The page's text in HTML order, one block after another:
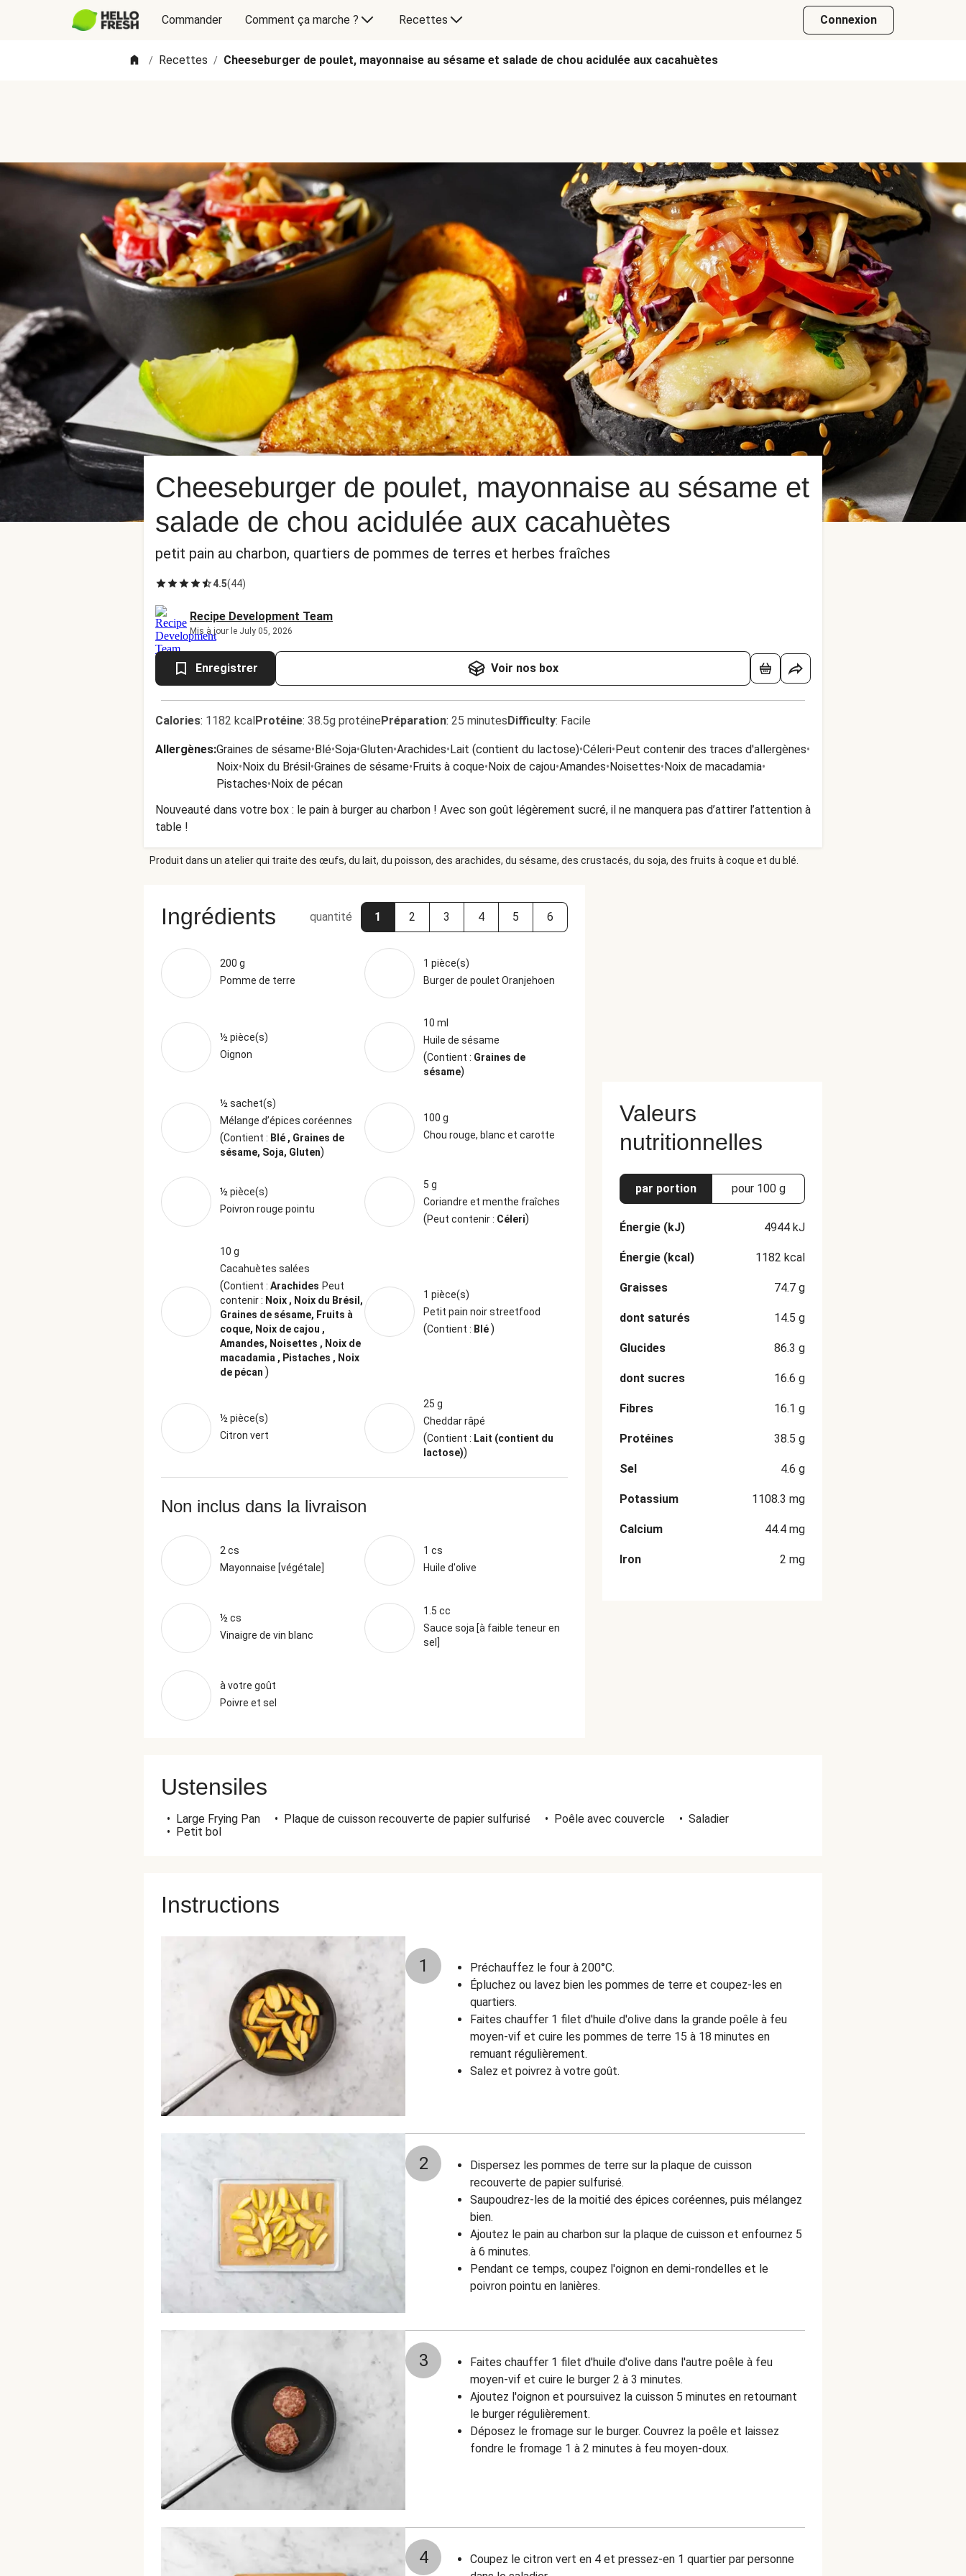
Commander Comment ça marche ? Recettes Connexion
/ Recettes / Cheeseburger de poulet, mayonnaise au sésame et salade de chou acidulée aux cacahuètes
Cheeseburger de poulet, mayonnaise au sésame et
salade de chou acidulée aux cacahuètes
petit pain au charbon, quartiers de pommes de terres et herbes fraîches
4.5(44)
Recipe Development Team
Mis à jour le July 05, 2026
Enregistrer Voir nos box
Calories: 1182 kcalProtéine: 38.5g protéinePréparation: 25 minutesDifficulty: Facile
Allergènes:Graines de sésame•Blé•Soja•Gluten•Arachides•Lait (contient du lactose)•Céleri•Peut contenir des traces d'allergènes•
Noix•Noix du Brésil•Graines de sésame•Fruits à coque•Noix de cajou•Amandes•Noisettes•Noix de macadamia•
Pistaches•Noix de pécan
Nouveauté dans votre box : le pain à burger au charbon ! Avec son goût légèrement sucré, il ne manquera pas d’attirer l’attention à
table !
Produit dans un atelier qui traite des œufs, du lait, du poisson, des arachides, du sésame, des crustacés, du soja, des fruits à coque et du blé.
Ingrédients quantité 1 2 3 4 5 6
200 g
Pomme de terre
1 pièce(s)
Burger de poulet Oranjehoen
½ pièce(s)
Oignon
10 ml
Huile de sésame
(Contient : Graines de
sésame)
½ sachet(s)
Mélange d’épices coréennes
(Contient : Blé , Graines de
sésame, Soja, Gluten)
100 g
Chou rouge, blanc et carotte
½ pièce(s)
Poivron rouge pointu
5 g
Coriandre et menthe fraîches
(Peut contenir : Céleri)
10 g
Cacahuètes salées
(Contient : Arachides Peut
contenir : Noix , Noix du Brésil,
Graines de sésame, Fruits à
coque, Noix de cajou ,
Amandes, Noisettes , Noix de
macadamia , Pistaches , Noix
de pécan )
1 pièce(s)
Petit pain noir streetfood
(Contient : Blé)
½ pièce(s)
Citron vert
25 g
Cheddar râpé
(Contient : Lait (contient du
lactose))
Non inclus dans la livraison
2 cs
Mayonnaise [végétale]
1 cs
Huile d'olive
½ cs
Vinaigre de vin blanc
1.5 cc
Sauce soja [à faible teneur en
sel]
à votre goût
Poivre et sel
Valeurs
nutritionnelles
par portion pour 100 g
Énergie (kJ) 4944 kJ
Énergie (kcal) 1182 kcal
Graisses 74.7 g
dont saturés 14.5 g
Glucides 86.3 g
dont sucres 16.6 g
Fibres 16.1 g
Protéines 38.5 g
Sel 4.6 g
Potassium 1108.3 mg
Calcium 44.4 mg
Iron 2 mg
Ustensiles
• Large Frying Pan • Plaque de cuisson recouverte de papier sulfurisé • Poêle avec couvercle • Saladier
• Petit bol
Instructions
1
Préchauffez le four à 200°C.
Épluchez ou lavez bien les pommes de terre et coupez-les en
quartiers.
Faites chauffer 1 filet d'huile d'olive dans la grande poêle à feu
moyen-vif et cuire les pommes de terre 15 à 18 minutes en
remuant régulièrement.
Salez et poivrez à votre goût.
2
Dispersez les pommes de terre sur la plaque de cuisson
recouverte de papier sulfurisé.
Saupoudrez-les de la moitié des épices coréennes, puis mélangez
bien.
Ajoutez le pain au charbon sur la plaque de cuisson et enfournez 5
à 6 minutes.
Pendant ce temps, coupez l'oignon en demi-rondelles et le
poivron pointu en lanières.
3
Faites chauffer 1 filet d'huile d'olive dans l'autre poêle à feu
moyen-vif et cuire le burger 2 à 3 minutes.
Ajoutez l'oignon et poursuivez la cuisson 5 minutes en retournant
le burger régulièrement.
Déposez le fromage sur le burger. Couvrez la poêle et laissez
fondre le fromage 1 à 2 minutes à feu moyen-doux.
4
Coupez le citron vert en 4 et pressez-en 1 quartier par personne